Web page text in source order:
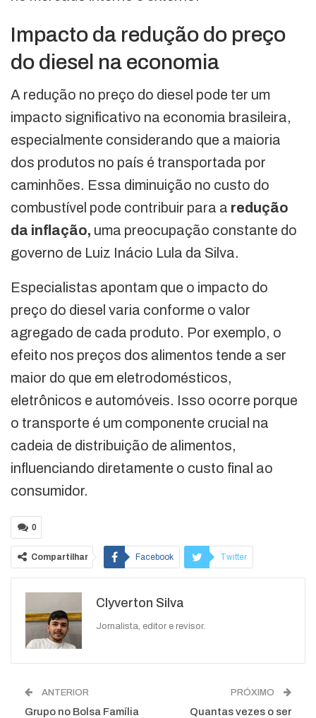
Impacto da redução do preço
do diesel na economia
A redução no preço do diesel pode ter um
impacto significativo na economia brasileira,
especialmente considerando que a maioria
dos produtos no país é transportada por
caminhões. Essa diminuição no custo do
combustível pode contribuir para a redução
da inflação, uma preocupação constante do
governo de Luiz Inácio Lula da Silva.
Especialistas apontam que o impacto do
preço do diesel varia conforme o valor
agregado de cada produto. Por exemplo, o
efeito nos preços dos alimentos tende a ser
maior do que em eletrodomésticos,
eletrônicos e automóveis. Isso ocorre porque
o transporte é um componente crucial na
cadeia de distribuição de alimentos,
influenciando diretamente o custo final ao
consumidor.
0
Compartilhar Facebook Twitter
WhatsApp
Clyverton Silva
Jornalista, editor e revisor.
ANTERIOR
Grupo no Bolsa Família
PRÓXIMO
Quantas vezes o ser